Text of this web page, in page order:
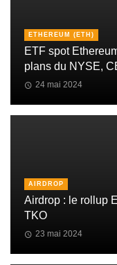
ETHEREUM (ETH)
ETF spot
plans du NYSE,
24 mai 2024
AIRDROP
Airdrop : le rollup
TKO
23 mai 2024